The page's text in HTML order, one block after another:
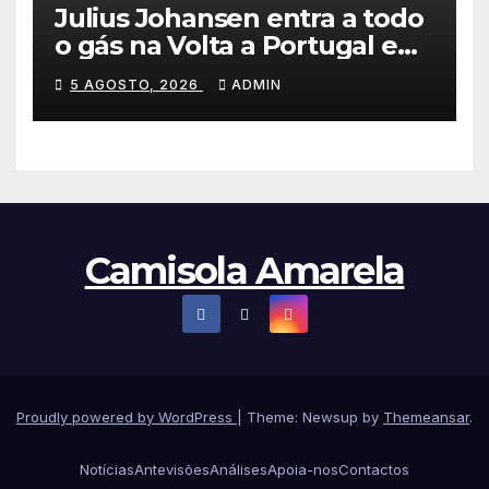
Julius Johansen entra a todo
o gás na Volta a Portugal e
lidera dobradinha da UAE
Team Emirates em Lisboa
5 AGOSTO, 2026 ADMIN
Camisola Amarela
Proudly powered by WordPress Theme: Newsup by Themeansar.
NotíciasAntevisõesAnálisesApoia-nosContactos